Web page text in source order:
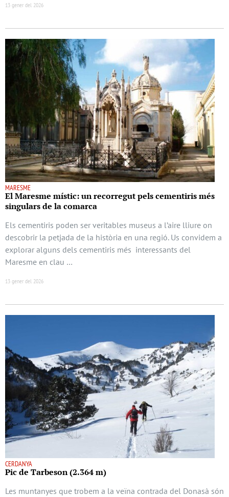
13 gener del 2026
MARESME
El Maresme místic: un recorregut pels cementiris més
singulars de la comarca
Els cementiris poden ser veritables museus a l’aire lliure on
descobrir la petjada de la història en una regió. Us convidem a
explorar alguns dels cementiris més interessants del
Maresme en clau …
13 gener del 2026
CERDANYA
Pic de Tarbeson (2.364 m)
Les muntanyes que trobem a la veïna contrada del Donasà són